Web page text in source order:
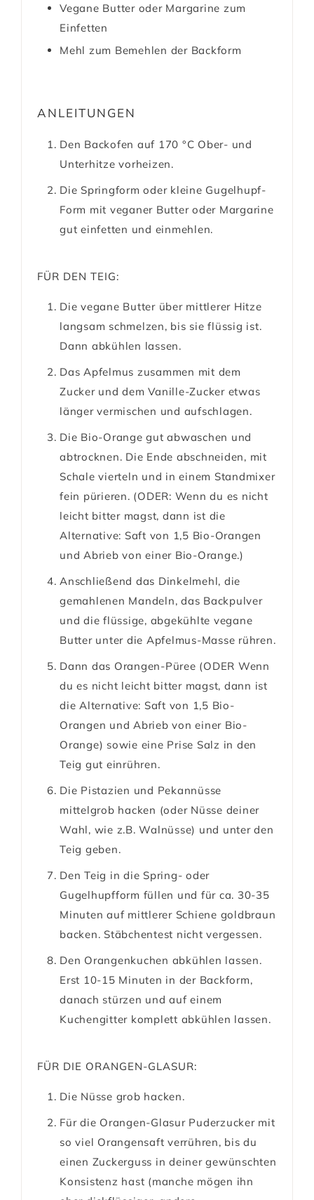
Vegane Butter oder Margarine zum
Einfetten
Mehl zum Bemehlen der Backform
ANLEITUNGEN
Den Backofen auf 170 °C Ober- und
Unterhitze vorheizen.
Die Springform oder kleine Gugelhupf-
Form mit veganer Butter oder Margarine
gut einfetten und einmehlen.
FÜR DEN TEIG:
Die vegane Butter über mittlerer Hitze
langsam schmelzen, bis sie flüssig ist.
Dann abkühlen lassen.
Das Apfelmus zusammen mit dem
Zucker und dem Vanille-Zucker etwas
länger vermischen und aufschlagen.
Die Bio-Orange gut abwaschen und
abtrocknen. Die Ende abschneiden, mit
Schale vierteln und in einem Standmixer
fein pürieren. (ODER: Wenn du es nicht
leicht bitter magst, dann ist die
Alternative: Saft von 1,5 Bio-Orangen
und Abrieb von einer Bio-Orange.)
Anschließend das Dinkelmehl, die
gemahlenen Mandeln, das Backpulver
und die flüssige, abgekühlte vegane
Butter unter die Apfelmus-Masse rühren.
Dann das Orangen-Püree (ODER Wenn
du es nicht leicht bitter magst, dann ist
die Alternative: Saft von 1,5 Bio-
Orangen und Abrieb von einer Bio-
Orange) sowie eine Prise Salz in den
Teig gut einrühren.
Die Pistazien und Pekannüsse
mittelgrob hacken (oder Nüsse deiner
Wahl, wie z.B. Walnüsse) und unter den
Teig geben.
Den Teig in die Spring- oder
Gugelhupfform füllen und für ca. 30-35
Minuten auf mittlerer Schiene goldbraun
backen. Stäbchentest nicht vergessen.
Den Orangenkuchen abkühlen lassen.
Erst 10-15 Minuten in der Backform,
danach stürzen und auf einem
Kuchengitter komplett abkühlen lassen.
FÜR DIE ORANGEN-GLASUR:
Die Nüsse grob hacken.
Für die Orangen-Glasur Puderzucker mit
so viel Orangensaft verrühren, bis du
einen Zuckerguss in deiner gewünschten
Konsistenz hast (manche mögen ihn